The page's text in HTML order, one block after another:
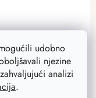
udobno
njezine
analizi
.
Na zalihi28 kom